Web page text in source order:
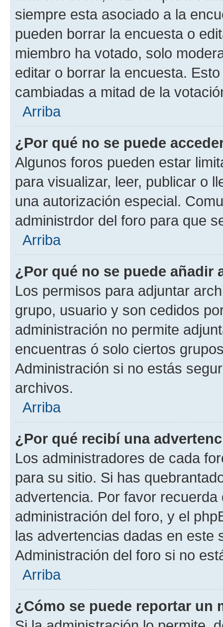
siempre esta asociado a la
pueden borrar la encuesta o
miembro ha votado, solo
editar o borrar la encuesta.
cambiadas a mitad de la
Arriba
¿Por qué no se puede
Algunos foros pueden estar
para visualizar, leer, publicar o
una autorización especial.
administrdor del foro para que
Arriba
¿Por qué no se puede añadir
Los permisos para adjuntar
grupo, usuario y son cedidos
administración no permite
encuentras ó solo ciertos
Administración si no estás
archivos.
Arriba
¿Por qué recibí una
Los administradores de cada
para su sitio. Si has
advertencia. Por favor
administración del foro, y el
las advertencias dadas en este
Administración del foro si no
Arriba
¿Cómo se puede reportar un